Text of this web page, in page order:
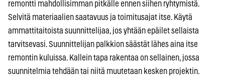
remontti mahdollisimman pitkälle ennen siihen ryhtymistä.
Selvitä materiaalien saatavuus ja toimitusajat itse. Käytä
ammattitaitoista suunnittelijaa, jos yhtään epäilet sellaista
tarvitsevasi. Suunnittelijan palkkion säästät lähes aina itse
remontin kuluissa. Kallein tapa rakentaa on sellainen, jossa
suunnitelmia tehdään tai niitä muutetaan kesken projektin.